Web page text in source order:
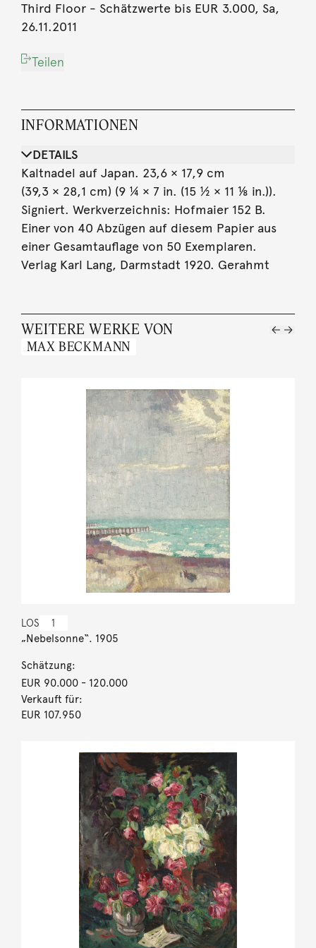
Third Floor - Schätzwerte bis EUR 3.000, Sa,
26.11.2011
Teilen
INFORMATIONEN
DETAILS
Kaltnadel auf Japan. 23,6 × 17,9 cm
(39,3 × 28,1 cm) (9 ¼ × 7 in. (15 ½ × 11 ⅛ in.)).
Signiert. Werkverzeichnis: Hofmaier 152 B.
Einer von 40 Abzügen auf diesem Papier aus
einer Gesamtauflage von 50 Exemplaren.
Verlag Karl Lang, Darmstadt 1920. Gerahmt
WEITERE WERKE VON
MAX BECKMANN
LOS 1
„Nebelsonne“. 1905
Schätzung:
EUR 90.000- 120.000
Verkauft für:
EUR 107.950